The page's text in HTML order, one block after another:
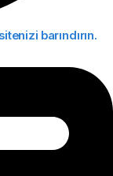
barındırın.